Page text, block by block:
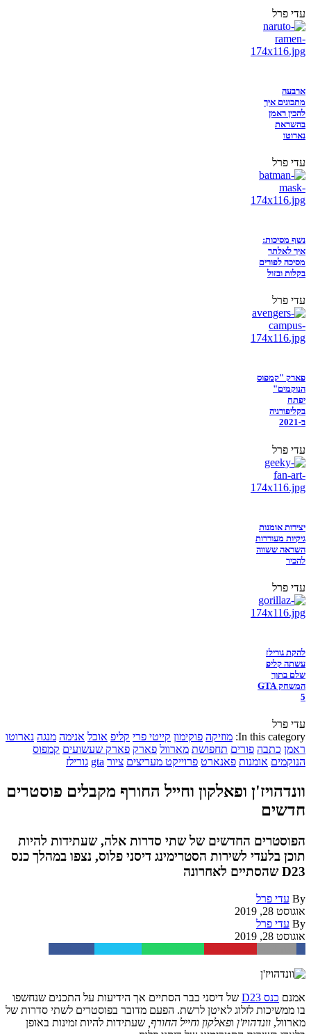
עדי פרל
ארבעה
מתכונים איך
להכין ראמן
בהשראת
נארוטו
עדי פרל
נשף מסיכות:
איך לאלתר
מסיכה לפורים
בקלות ובזול
עדי פרל
פארק "קמפוס
הנוקמים"
יפתח
בקליפורניה
ב-2021
עדי פרל
יצירות אומנות
גיקיות מעוררות
השראה ששווה
להכיר
עדי פרל
להקת גורילז
עשתה קליפ
שלם בתוך
המשחק GTA
5
עדי פרל
In this category: מוזיקה פוקימון קייטי פרי קליפ אוכל אנימה מנגה נארוטו
ראמן כתבה פורים תחפושת מארוול פארק פארק שעשועים קמפוס
הנוקמים אומנות פאנארט פרוייקט מעריצים ציור gta גורילז
וונדהויז'ן ופאלקון וחייל החורף מקבלים פוסטרים
חדשים
הפוסטרים החדשים של שתי סדרות אלה, שעתידות להיות
תוכן בלעדי לשירות הסטרימינג דיסני פלוס, נצפו במהלך כנס
D23 שהסתיים לאחרונה
By עדי פרל
אוגוסט 28, 2019
By עדי פרל
אוגוסט 28, 2019
אמנם כנס D23
של דיסני כבר הסתיים אך הידיעות על התכנים שנחשפו
בו ממשיכות לזלוג לאיטן לרשת. הפעם מדובר בפוסטרים לשתי סדרות של
מארוול, וונדהויז'ן ופאלקון וחייל החורף שעתידות להיות זמינות באופן